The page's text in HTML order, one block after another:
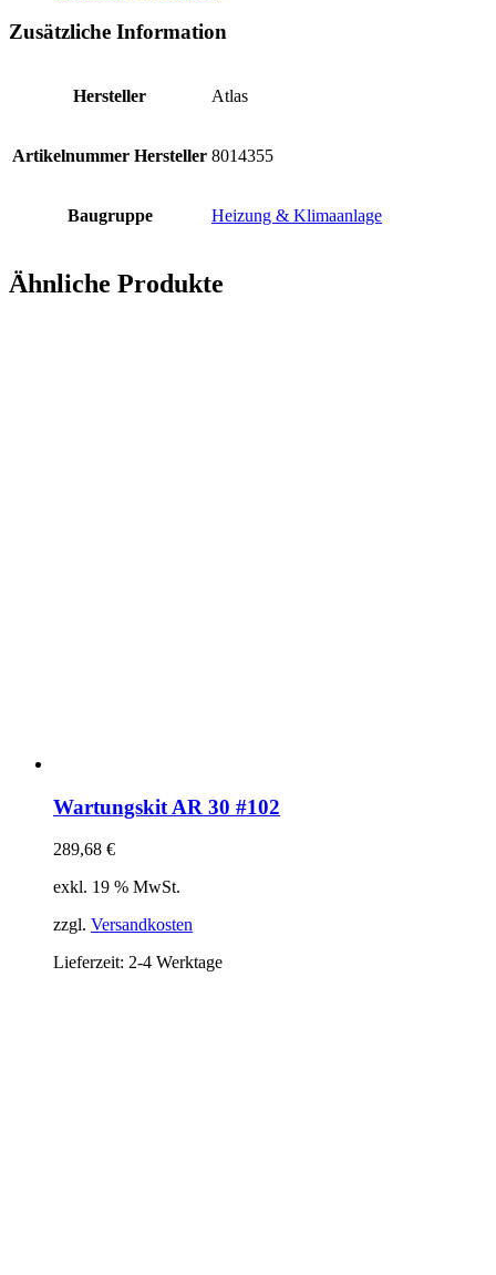
Zusätzliche Information
Hersteller Atlas
Artikelnummer Hersteller 8014355
Baugruppe Heizung & Klimaanlage
Ähnliche Produkte
Wartungskit AR 30 #102
289,68 €
exkl. 19 % MwSt.
zzgl. Versandkosten
Lieferzeit: 2-4 Werktage